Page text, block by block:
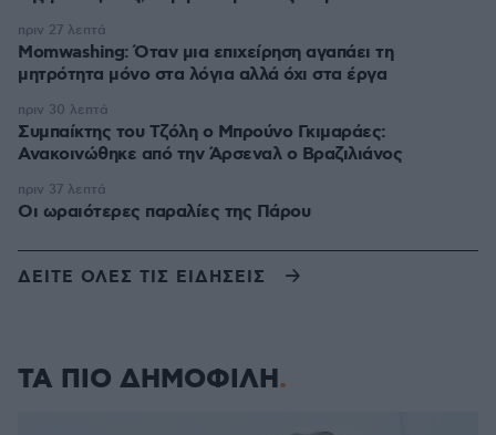
Momwashing: Όταν μια επιχείρηση αγαπάει τη
μητρότητα μόνο στα λόγια αλλά όχι στα έργα
πριν 27 λεπτά
Συμπαίκτης του Τζόλη ο Μπρούνο Γκιμαράες:
Ανακοινώθηκε από την Άρσεναλ ο Βραζιλιάνος
πριν 30 λεπτά
Οι ωραιότερες παραλίες της Πάρου
πριν 37 λεπτά
ΔΕΙΤΕ ΟΛΕΣ ΤΙΣ ΕΙΔΗΣΕΙΣ
ΤΑ ΠΙΟ ΔΗΜΟΦΙΛΗ